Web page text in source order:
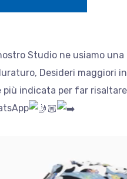
Studio ne usiamo
Desideri maggiori
indicata per far